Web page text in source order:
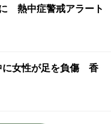
熱中症警戒アラート
に女性が足を負傷 香